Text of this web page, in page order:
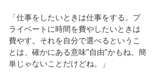
「仕事をしたいときは仕事をする。プ
ライベートに時間を費やしたいときは
費やす。それを自分で選べるというこ
とは、確かにある意味”自由”かもね。簡
単じゃないことだけどね。」